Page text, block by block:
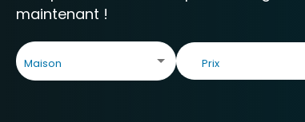
maintenant !
Maison